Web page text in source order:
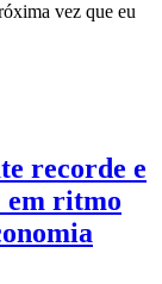
vez que eu
recorde e
em ritmo